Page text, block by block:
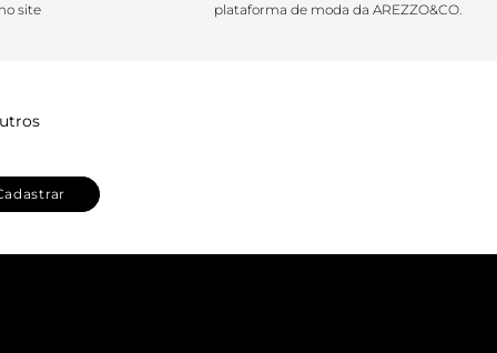
site
plataforma de moda da AREZZO&CO.